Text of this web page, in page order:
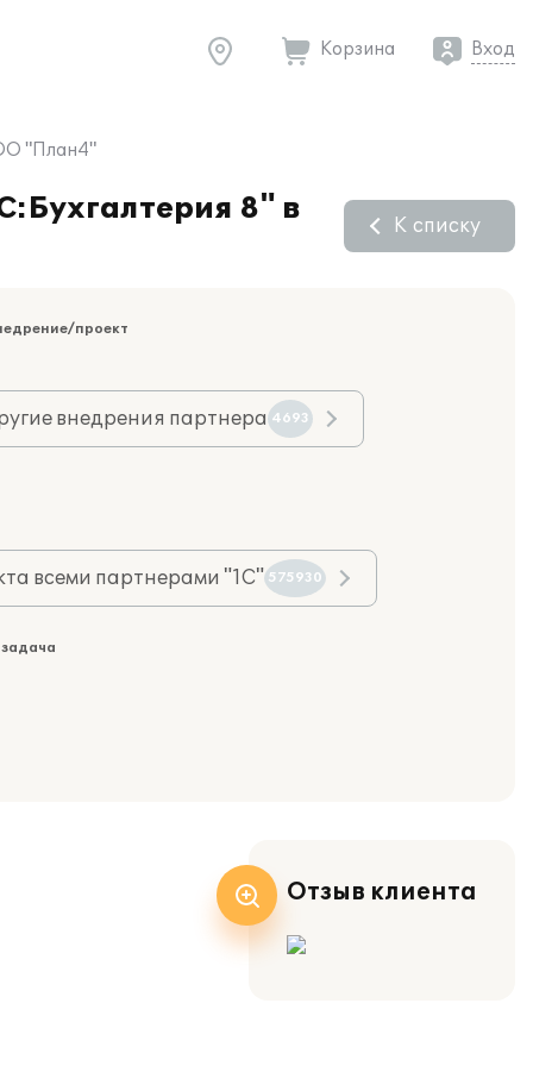
Корзина Вход
"План4"
8" в
К списку
проект
внедрения партнера 4693
всеми партнерами "1С" 575930
Отзыв клиента